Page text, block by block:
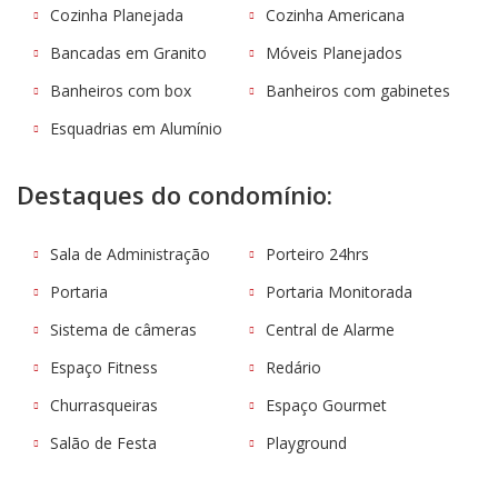
Cozinha Planejada
Cozinha Americana
Bancadas em Granito
Móveis Planejados
Banheiros com box
Banheiros com gabinetes
Esquadrias em Alumínio
Destaques do condomínio:
Sala de Administração
Porteiro 24hrs
Portaria
Portaria Monitorada
Sistema de câmeras
Central de Alarme
Espaço Fitness
Redário
Churrasqueiras
Espaço Gourmet
Salão de Festa
Playground